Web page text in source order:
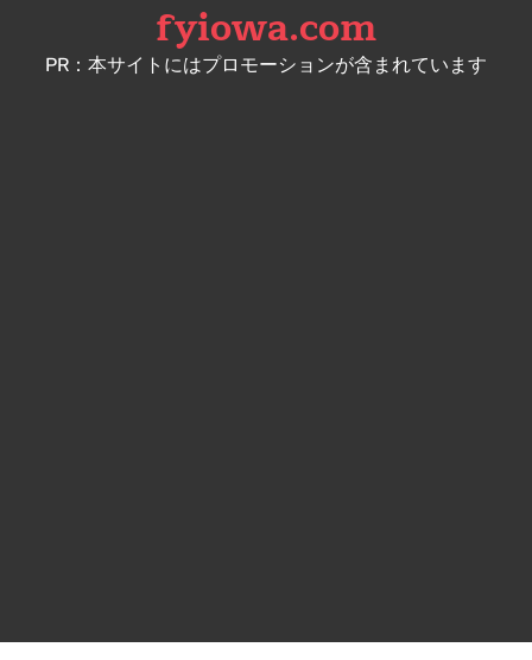
content
fyiowa.com
PR：本サイトにはプロモーションが含まれています